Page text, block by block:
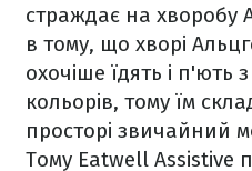
страждає на хворобу
в тому, що хворі
охочіше їдять і п'ють
кольорів, тому їм
просторі звичайний
Тому Eatwell Assistive